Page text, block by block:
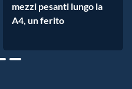
mezzi pesanti lungo la
A4, un ferito